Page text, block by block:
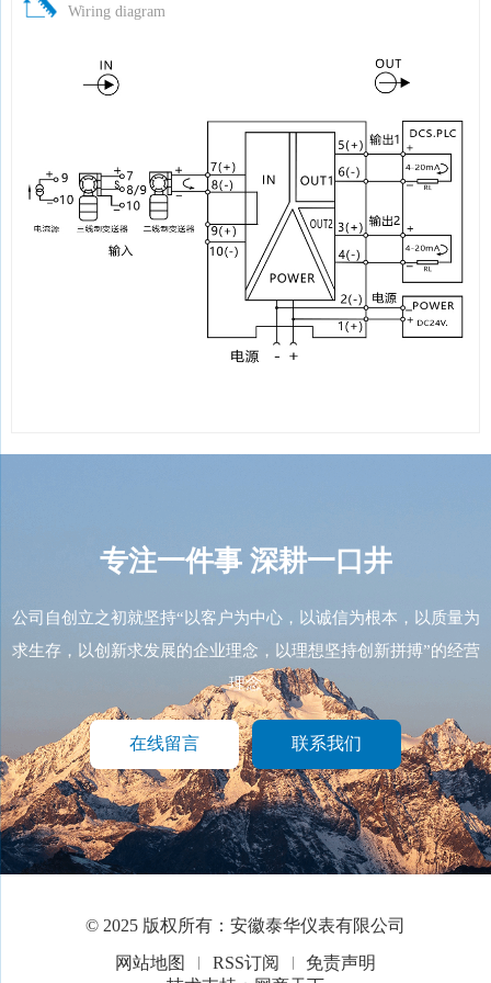
Wiring diagram
专注一件事 深耕一口井
公司自创立之初就坚持“以客户为中心，以诚信为根本，以质量为
求生存，以创新求发展的企业理念，以理想坚持创新拼搏”的经营
理念
在线留言 联系我们
© 2025 版权所有：安徽泰华仪表有限公司
网站地图
RSS订阅
免责声明